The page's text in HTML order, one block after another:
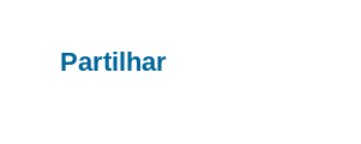
Partilhar